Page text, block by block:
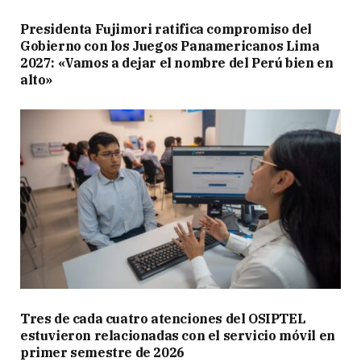
Presidenta Fujimori ratifica compromiso del
Gobierno con los Juegos Panamericanos Lima
2027: «Vamos a dejar el nombre del Perú bien en
alto»
Tres de cada cuatro atenciones del OSIPTEL
estuvieron relacionadas con el servicio móvil en
primer semestre de 2026